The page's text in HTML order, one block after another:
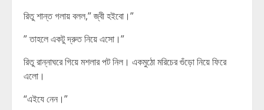
রিতু শান্ত গলায় বলল,” জ্বী হইবো।”
” তাহলে একটু দ্রুত নিয়ে এসো।”
রিতু রান্নাঘরে গিয়ে মশলার পট নিল। একমুঠো মরিচের গুঁড়ো নিয়ে ফিরে
এলো।
“এইযে নেন।”